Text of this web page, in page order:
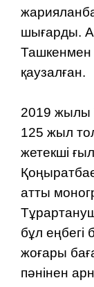
шығарды.
Ташкенмен
қаузалған.
2019 жылы
125 жыл
жетекші
атты
бұл еңбегі
жоғары
пәнінен